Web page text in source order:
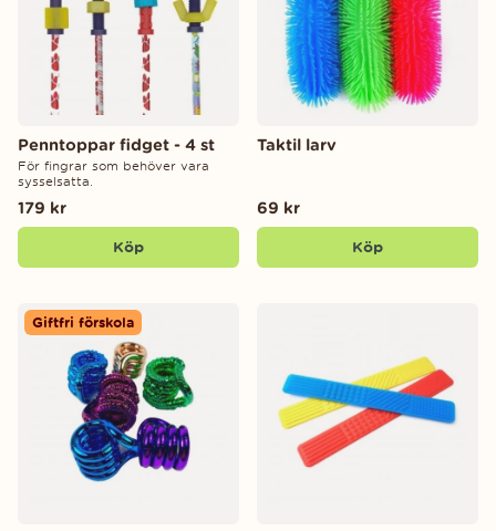
Penntoppar fidget - 4 st
För fingrar som behöver vara
sysselsatta.
179 kr
Köp
Taktil larv
69 kr
Köp
Giftfri förskola